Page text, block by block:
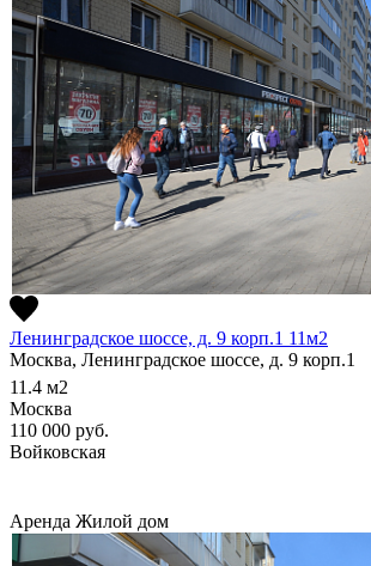
Ленинградское шоссе, д. 9 корп.1 11м2
Москва, Ленинградское шоссе, д. 9 корп.1
11.4 м2
Москва
110 000 руб.
Войковская
Аренда Жилой дом